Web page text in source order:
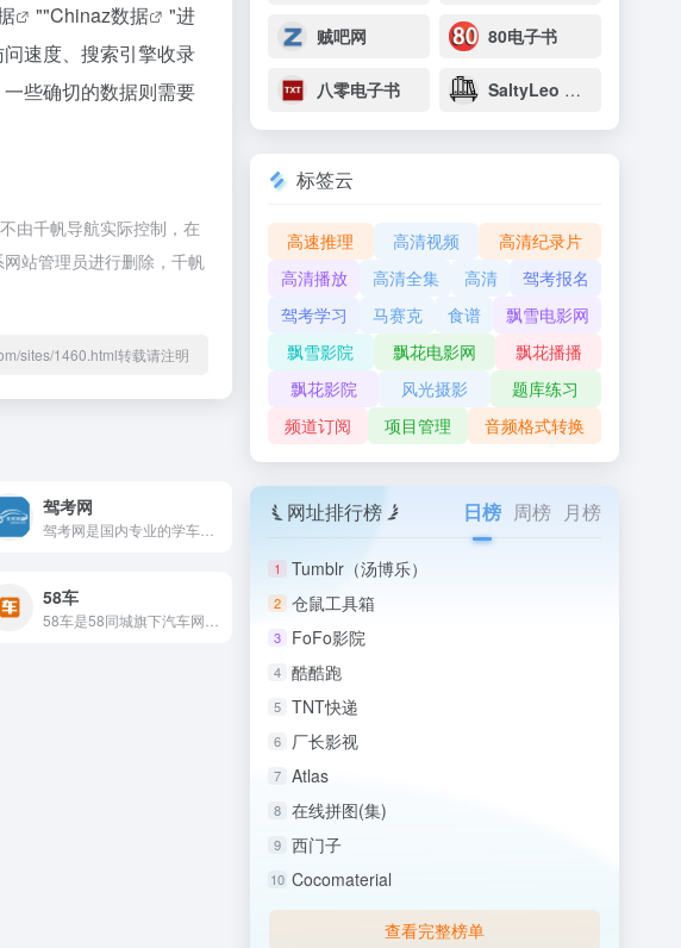
""Chinaz数据
"进
速度、搜索引擎收录
些确切的数据则需要
由千帆导航实际控制，在
站管理员进行删除，千帆
sites/1460.html转载请注明
驾考网
58车
贼吧网 80电子书
八零电子书 SaltyLeo 的书架
标签云
高速推理 高清视频
高清纪录片
高清播放
高清全集 高清
驾考报名
驾考学习
马赛克 食谱
飘雪电影网
飘雪影院
飘花电影网
飘花播播
飘花影院
风光摄影
题库练习
频道订阅
项目管理 音频格式转换
网址排行榜 日榜 周榜 月榜
1 Tumblr（汤博乐）
2 仓鼠工具箱
3 FoFo影院
4 酷酷跑
5 TNT快递
6 厂长影视
7 Atlas
8 在线拼图(集)
9 西门子
10 Cocomaterial
查看完整榜单